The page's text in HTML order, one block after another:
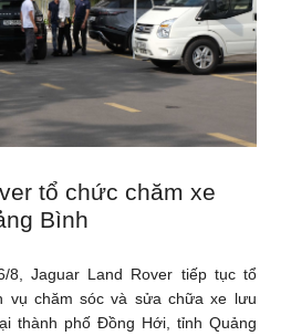
tổ chức chăm xe
Bình
8, Jaguar Land Rover tiếp tục tổ
vụ chăm sóc và sửa chữa xe lưu
thành phố Đồng Hới, tỉnh Quảng